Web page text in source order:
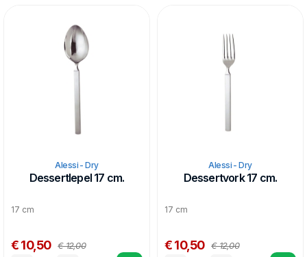
Alessi - Dry
Dessertlepel 17 cm.
17 cm
€ 10,50 € 12,00
Alessi - Dry
Dessertvork 17 cm.
17 cm
€ 10,50 € 12,00